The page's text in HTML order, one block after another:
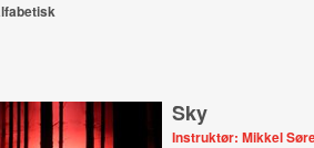
Sky
Instruktør: Mikkel